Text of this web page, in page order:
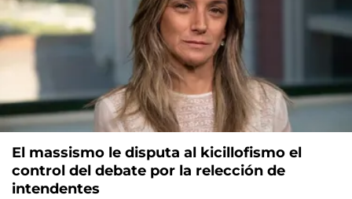
El massismo le disputa al kicillofismo el
control del debate por la relección de
intendentes